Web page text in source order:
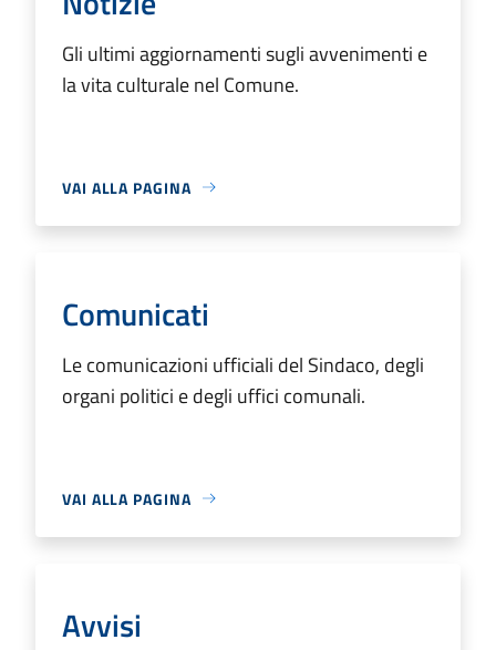
Gli ultimi aggiornamenti sugli avvenimenti e
la vita culturale nel Comune.
VAI ALLA PAGINA
Comunicati
Le comunicazioni ufficiali del Sindaco, degli
organi politici e degli uffici comunali.
VAI ALLA PAGINA
Avvisi